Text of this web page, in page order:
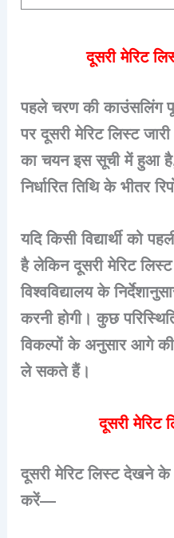
दूसरी मेरिट
पहले चरण की काउंसलिंग
पर दूसरी मेरिट लिस्ट
का चयन इस सूची में हुआ
निर्धारित तिथि के भीतर
यदि किसी विद्यार्थी को
है लेकिन दूसरी मेरिट
विश्वविद्यालय के
करनी होगी। कुछ
विकल्पों के अनुसार आगे की
ले सकते हैं।
दूसरी
दूसरी मेरिट लिस्ट देखने के
करें—